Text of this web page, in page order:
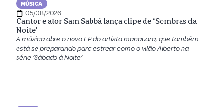
MÚSICA
05/08/2026
Cantor e ator Sam Sabbá lança clipe de ‘Sombras da
Noite’
A música abre o novo EP do artista manauara, que também
está se preparando para estrear como o vilão Alberto na
série ‘Sábado à Noite’